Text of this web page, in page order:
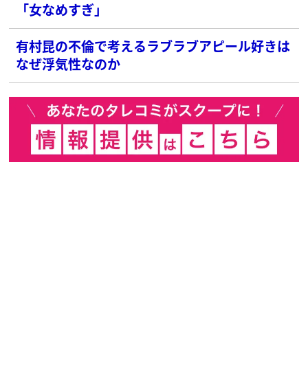
「女なめすぎ」
有村昆の不倫で考えるラブラブアピール好きは
なぜ浮気性なのか